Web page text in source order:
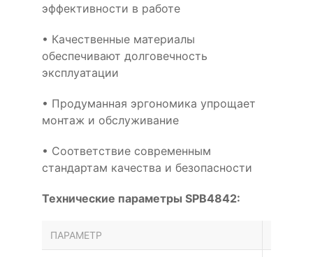
эффективности в работе
• Качественные материалы
обеспечивают долговечность
эксплуатации
• Продуманная эргономика упрощает
монтаж и обслуживание
• Соответствие современным
стандартам качества и безопасности
Технические параметры SPB4842:
ПАРАМЕТР